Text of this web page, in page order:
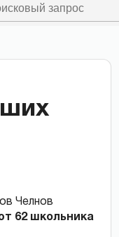
62 школьника